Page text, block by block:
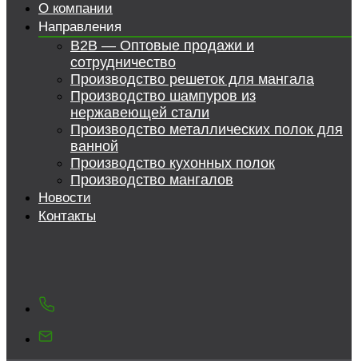
О компании
Направления
B2B — Оптовые продажи и
сотрудничество
Производство решеток для мангала
Производство шампуров из
нержавеющей стали
Производство металлических полок для
ванной
Производство кухонных полок
Производство мангалов
Новости
Контакты